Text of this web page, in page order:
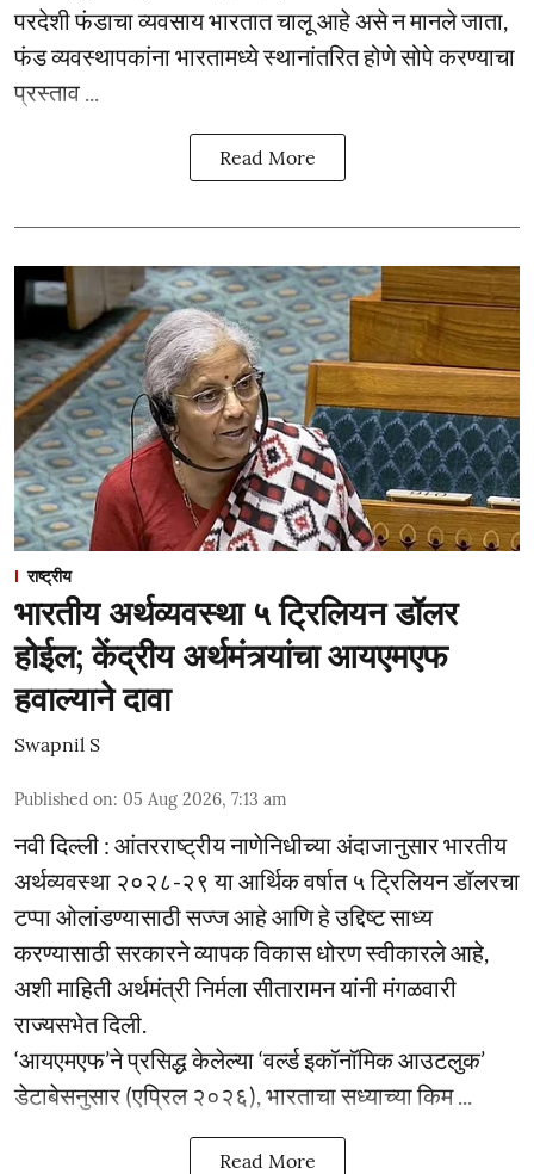
परदेशी फंडाचा व्यवसाय भारतात चालू आहे असे न मानले जाता,
फंड व्यवस्थापकांना भारतामध्ये स्थानांतरित होणे सोपे करण्याचा
प्रस्ताव ...
Read More
राष्ट्रीय
भारतीय अर्थव्यवस्था ५ ट्रिलियन डॉलर
होईल; केंद्रीय अर्थमंत्र्यांचा आयएमएफ
हवाल्याने दावा
Swapnil S
Published on: 05 Aug 2026, 7:13 am
नवी दिल्ली : आंतरराष्ट्रीय नाणेनिधीच्या अंदाजानुसार भारतीय
अर्थव्यवस्था २०२८-२९ या आर्थिक वर्षात ५ ट्रिलियन डॉलरचा
टप्पा ओलांडण्यासाठी सज्ज आहे आणि हे उद्दिष्ट साध्य
करण्यासाठी सरकारने व्यापक विकास धोरण स्वीकारले आहे,
अशी माहिती अर्थमंत्री निर्मला सीतारामन यांनी मंगळवारी
राज्यसभेत दिली.
‘आयएमएफ’ने प्रसिद्ध केलेल्या ‘वर्ल्ड इकॉनॉमिक आउटलुक’
डेटाबेसनुसार (एप्रिल २०२६), भारताचा सध्याच्या किम ...
Read More